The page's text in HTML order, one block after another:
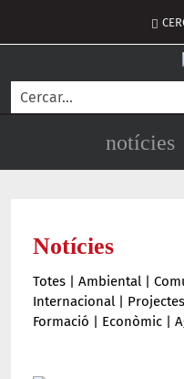
Cerca
notícies
Notícies
Totes | Ambiental |
Internacional | Projectes
Formació | Econòmic |